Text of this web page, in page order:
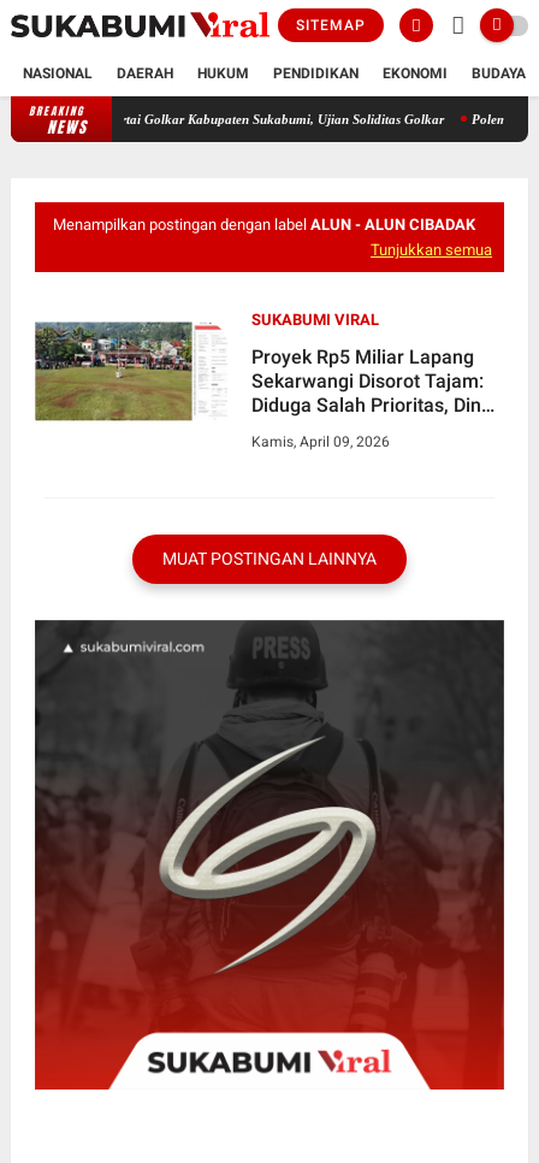
SITEMAP
NASIONAL DAERAH HUKUM PENDIDIKAN EKONOMI BUDAYA
BREAKING
NEWS JA Soebagiyo Kritisi Isu Keretakan di Tubuh DPD Partai Golkar
Menampilkan postingan dengan label ALUN - ALUN CIBADAK
Tunjukkan semua
SUKABUMI VIRAL
Proyek Rp5 Miliar Lapang
Sekarwangi Disorot Tajam:
Diduga Salah Prioritas, Dinas
Abai terhadap Penderitaan
Kamis, April 09, 2026
MUAT POSTINGAN LAINNYA